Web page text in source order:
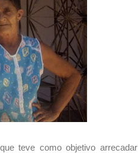
teve como objetivo arrecadar